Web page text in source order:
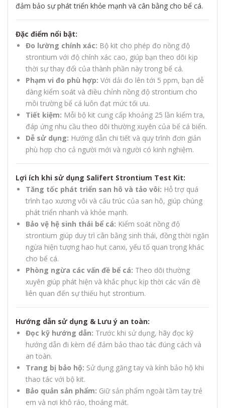
đảm bảo sự phát triển khỏe mạnh và cân bằng cho bể cá.
Đặc điểm nổi bật:
Đo lường chính xác: Bộ kit cho phép đo nồng độ
strontium với độ chính xác cao, giúp bạn theo dõi kịp
thời sự thay đổi của thành phần này trong bể cá.
Phạm vi đo phù hợp: Với dải đo lên tới 5 ppm, bạn dễ
dàng kiểm soát và điều chỉnh nồng độ strontium cho
môi trường bể cá luôn đạt mức tối ưu.
Tiết kiệm: Mỗi bộ kit cung cấp khoảng 25 lần kiểm tra,
đáp ứng nhu cầu theo dõi thường xuyên của bể cá biển.
Dễ sử dụng: Hướng dẫn chi tiết và quy trình đơn giản
phù hợp cho cả người mới và người có kinh nghiệm.
Lợi ích khi sử dụng Salifert Strontium Test Kit:
Tăng tốc phát triển san hô và tảo vôi: Hỗ trợ quá
trình tạo xương vôi và cấu trúc của san hô, giúp chúng
phát triển nhanh và khỏe mạnh.
Bảo vệ hệ sinh thái bể cá: Kiểm soát nồng độ
strontium giúp duy trì cân bằng sinh thái, đồng thời ngăn
ngừa hiện tượng hao hụt canxi, yếu tố quan trọng khác
cho bể cá.
Phòng ngừa các vấn đề bể cá: Theo dõi thường
xuyên giúp phát hiện và khắc phục kịp thời các vấn đề
liên quan đến sự thiếu hụt strontium.
Hướng dẫn sử dụng & Lưu ý an toàn:
Đọc kỹ hướng dẫn: Trước khi sử dụng, hãy đọc kỹ
hướng dẫn đi kèm để đảm bảo thao tác đúng cách và
an toàn.
Trang bị bảo hộ: Sử dụng găng tay và kính bảo hộ khi
thao tác với bộ kit.
Bảo quản sản phẩm: Giữ sản phẩm ngoài tầm tay trẻ
em và nơi khô ráo, thoáng mát.